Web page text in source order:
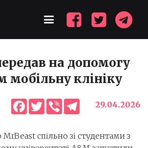
на допомогу
мобільну клініку
Facebook
TwitterViber Telegram
29.04.2026
спільно зі студентами з